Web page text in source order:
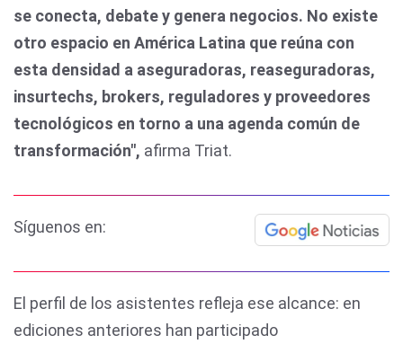
se conecta, debate y genera negocios. No existe
otro espacio en América Latina que reúna con
esta densidad a aseguradoras, reaseguradoras,
insurtechs, brokers, reguladores y proveedores
tecnológicos en torno a una agenda común de
transformación", afirma Triat.
Síguenos en:
El perfil de los asistentes refleja ese alcance: en
ediciones anteriores han participado